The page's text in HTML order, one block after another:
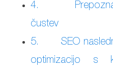
4.
čustev
5. SEO
optimizacijo s